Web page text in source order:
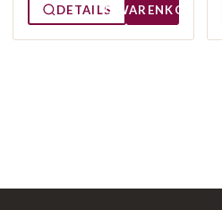
DETAILS WARENKORB